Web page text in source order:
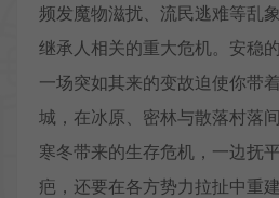
频发魔物滋扰、流民逃难等乱
继承人相关的重大危机。安稳
一场突如其来的变故迫使你带
城，在冰原、密林与散落村落
寒冬带来的生存危机，一边抚
疤，还要在各方势力拉扯中重